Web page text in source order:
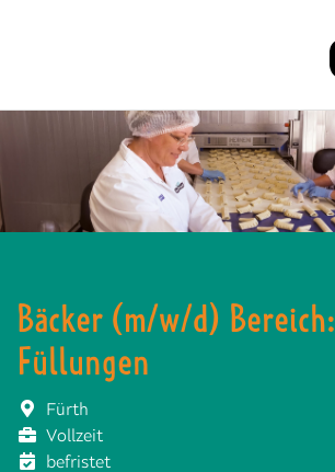
Bäcker (m/w/d) Bereich:
Füllungen
Fürth
Vollzeit
befristet